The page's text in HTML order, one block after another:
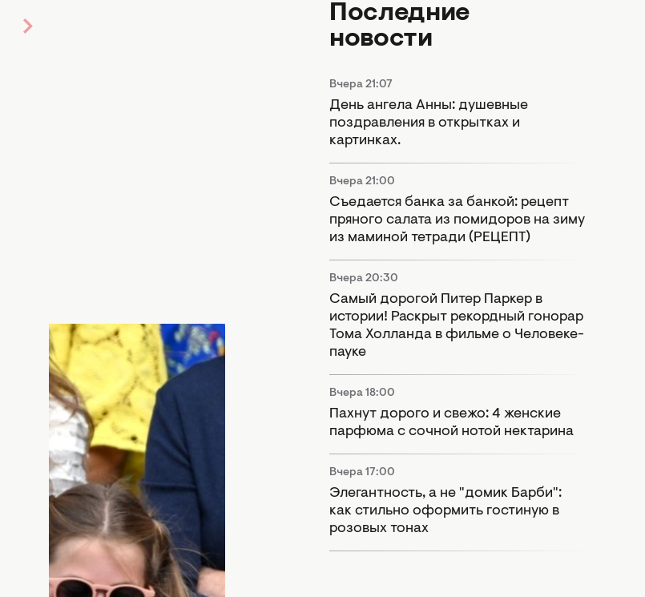
которая поразила
побывала
матч 8-летняя принцесса
и Кейт Миддлтон, — а
внимание публики
юной принцессы,
на HOCHU.ua!
болельщицы не смогли
сотни снимков 8-летней
в Сети. Судя по кадрам,
Последние
новости
Вчера 21:07
День ангела Анны: душевные
поздравления в открытках и
картинках.
Вчера 21:00
Съедается банка за банкой: рецепт
пряного салата из помидоров на зиму
из маминой тетради (РЕЦЕПТ)
Вчера 20:30
Самый дорогой Питер Паркер в
истории! Раскрыт рекордный гонорар
Тома Холланда в фильме о Человеке-
пауке
Вчера 18:00
Пахнут дорого и свежо: 4 женские
парфюма с сочной нотой нектарина
Вчера 17:00
Элегантность, а не "домик Барби":
как стильно оформить гостиную в
розовых тонах